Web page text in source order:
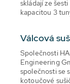
skládají ze
kapacitou 3
Válcová
Společnosti
Engineering
společnosti se
kotoučové